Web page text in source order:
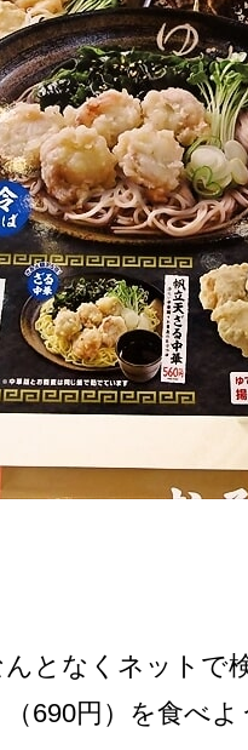
となくネットで
690円）を食べ